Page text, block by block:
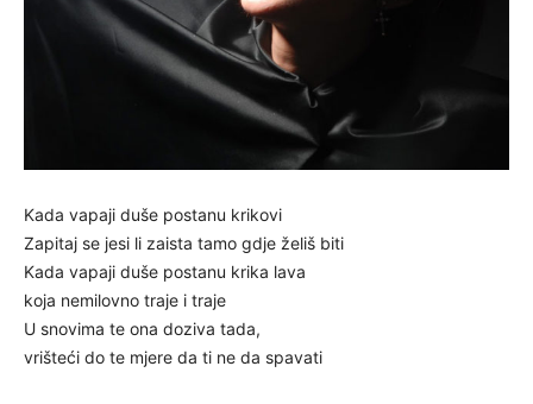
Kada vapaji duše postanu krikovi
Zapitaj se jesi li zaista tamo gdje želiš biti
Kada vapaji duše postanu krika lava
koja nemilovno traje i traje
U snovima te ona doziva tada,
vrišteći do te mjere da ti ne da spavati